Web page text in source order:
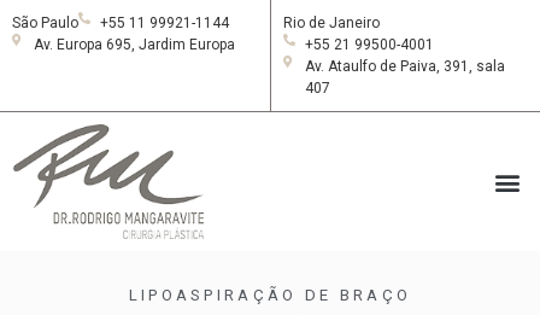
São Paulo
+55 11 99921-1144
Av. Europa 695, Jardim Europa
Rio de Janeiro
+55 21 99500-4001
Av. Ataulfo de Paiva, 391, sala
407
LIPOASPIRAÇÃO DE BRAÇO